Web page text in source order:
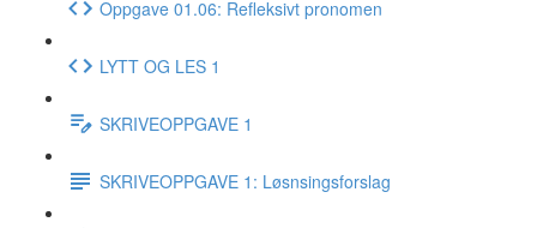
Oppgave 01.06: Refleksivt pronomen
LYTT OG LES 1
SKRIVEOPPGAVE 1
SKRIVEOPPGAVE 1: Løsnsingsforslag